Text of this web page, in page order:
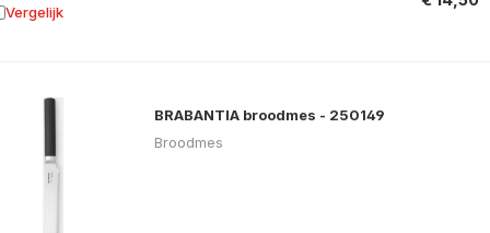
Vergelijk aan vergelijking
BRABANTIA broodmes - 250149
Broodmes